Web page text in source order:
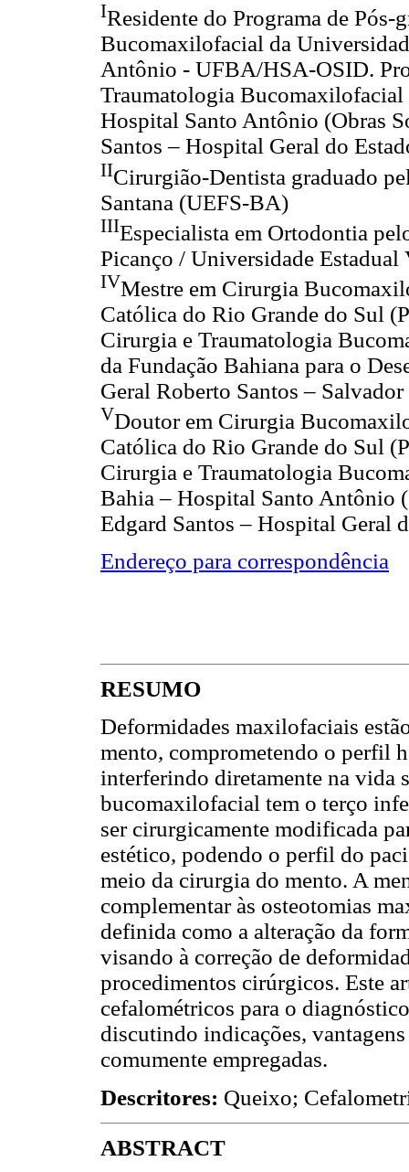
IResidente do Programa de
Bucomaxilofacial da
Antônio - UFBA/HSA-OSID.
Traumatologia Bucomaxilofacial
Hospital Santo Antônio (Obras
Santos – Hospital Geral do
IICirurgião-Dentista graduado
Santana (UEFS-BA)
IIIEspecialista em Ortodontia
Picanço / Universidade
IVMestre em Cirurgia
Católica do Rio Grande do Sul
Cirurgia e Traumatologia
da Fundação Bahiana para o
Geral Roberto Santos –
VDoutor em Cirurgia
Católica do Rio Grande do Sul
Cirurgia e Traumatologia
Bahia – Hospital Santo Antônio
Edgard Santos – Hospital Geral
Endereço para correspondência
RESUMO
Deformidades maxilofaciais
mento, comprometendo o perfil
interferindo diretamente na
bucomaxilofacial tem o terço
ser cirurgicamente modificada
estético, podendo o perfil do
meio da cirurgia do mento. A
complementar às osteotomias
definida como a alteração da
visando à correção de
procedimentos cirúrgicos. Este
cefalométricos para o
discutindo indicações,
comumente empregadas.
Descritores: Queixo;
ABSTRACT